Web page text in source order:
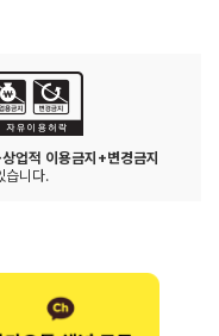
업적 이용금지+변경금지
습니다.